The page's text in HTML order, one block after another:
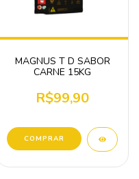
MAGNUS T D SABOR
CARNE 15KG
R$99,90